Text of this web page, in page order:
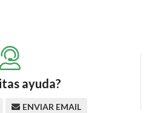
ayuda?
ENVIAR EMAIL